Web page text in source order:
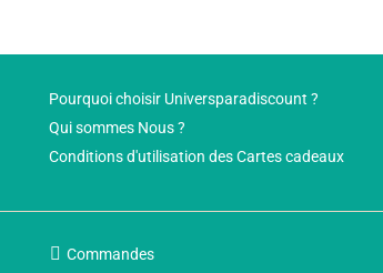
Pourquoi choisir Universparadiscount ?
Qui sommes Nous ?
Conditions d'utilisation des Cartes cadeaux
Commandes